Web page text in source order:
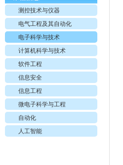
测控技术与仪器
电气工程及其自动化
电子科学与技术
计算机科学与技术
软件工程
信息安全
信息工程
微电子科学与工程
自动化
人工智能